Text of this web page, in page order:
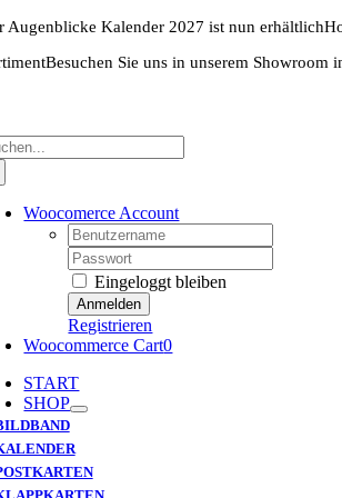
Zum
Inhalt
springen
Augenblicke Kalender 2027 ist nun erhältlich
Besuchen Sie uns in unserem Showroom
Woocomerce Account
Username:
Password:
Eingeloggt bleiben
Registrieren
Woocommerce Cart0
START
SHOP